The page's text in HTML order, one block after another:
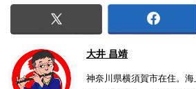
大井 昌靖
神奈川県横須賀市在住。海